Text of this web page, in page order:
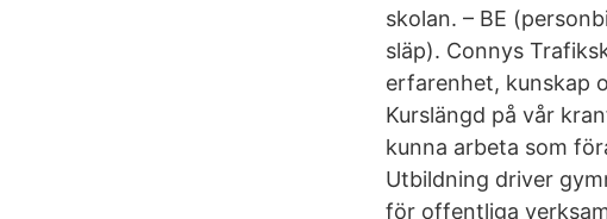
skolan. – BE
släp). Connys
erfarenhet, kunskap
Kurslängd på vår
kunna arbeta som
Utbildning driver
för offentliga